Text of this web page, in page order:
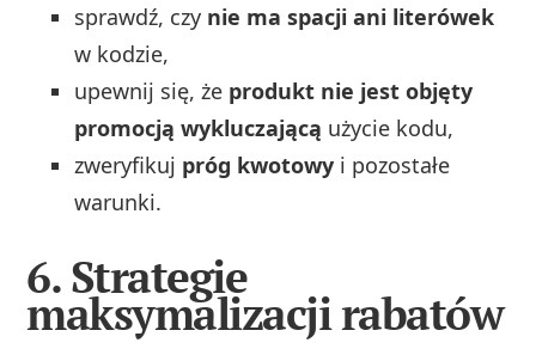
sprawdź, czy nie ma spacji ani literówek
w kodzie,
upewnij się, że produkt nie jest objęty
promocją wykluczającą użycie kodu,
zweryfikuj próg kwotowy i pozostałe
warunki.
6. Strategie
maksymalizacji rabatów